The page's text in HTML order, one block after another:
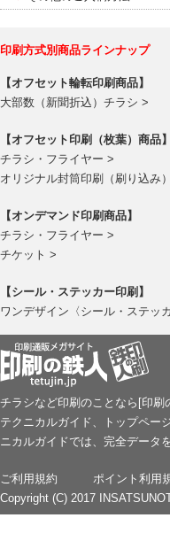
印刷方式別商品ラインナップ
【オフセット輪転印刷商品】
大部数（新聞折込）チラシ >
【オフセット印刷（枚葉）商品】
チラシ・フライヤー >
オリジナル封筒印刷（刷り込み
【オンデマンド印刷商品】
チラシ・フライヤー >
チケット >
【シール・ステッカー印刷】
ワンデザイン〈シール・ステッ
チラシなど印刷のことなら[印刷
テクニカルガイド、トップペー
ニカルガイドでは、完全データ
ご利用規約 ポイント利用
Copyright (C) 2017